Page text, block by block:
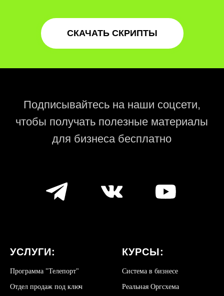
СКАЧАТЬ СКРИПТЫ
УСЛУГИ:
Программа "Телепорт"
Отдел продаж под ключ
КУРСЫ:
Система в бизнесе
Реальная Оргсхема